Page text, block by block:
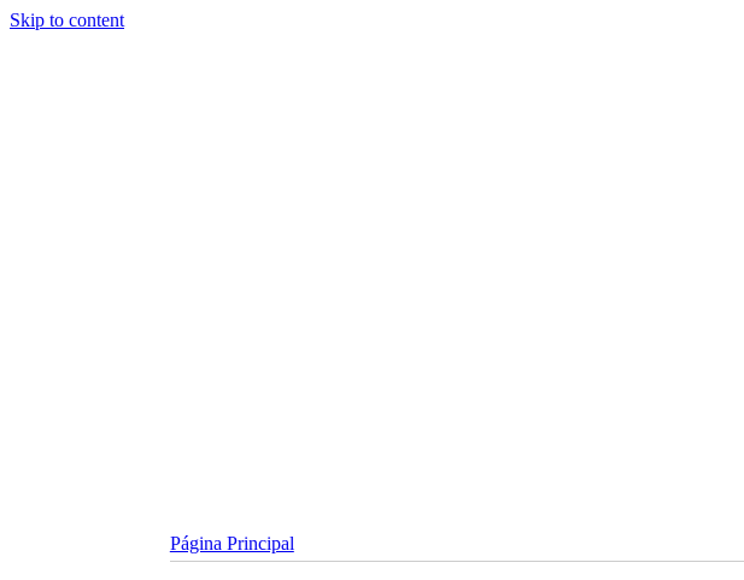
Skip to content
Página Principal